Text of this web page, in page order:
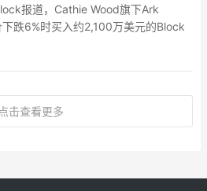
报道，Cathie Wood旗下Ark
跌6%时买入约2,100万美元的Block
的SpaceX股票。SpaceX当日反弹
点击查看更多